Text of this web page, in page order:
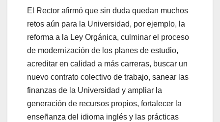
El Rector afirmó que sin duda quedan muchos
retos aún para la Universidad, por ejemplo, la
reforma a la Ley Orgánica, culminar el proceso
de modernización de los planes de estudio,
acreditar en calidad a más carreras, buscar un
nuevo contrato colectivo de trabajo, sanear las
finanzas de la Universidad y ampliar la
generación de recursos propios, fortalecer la
enseñanza del idioma inglés y las prácticas